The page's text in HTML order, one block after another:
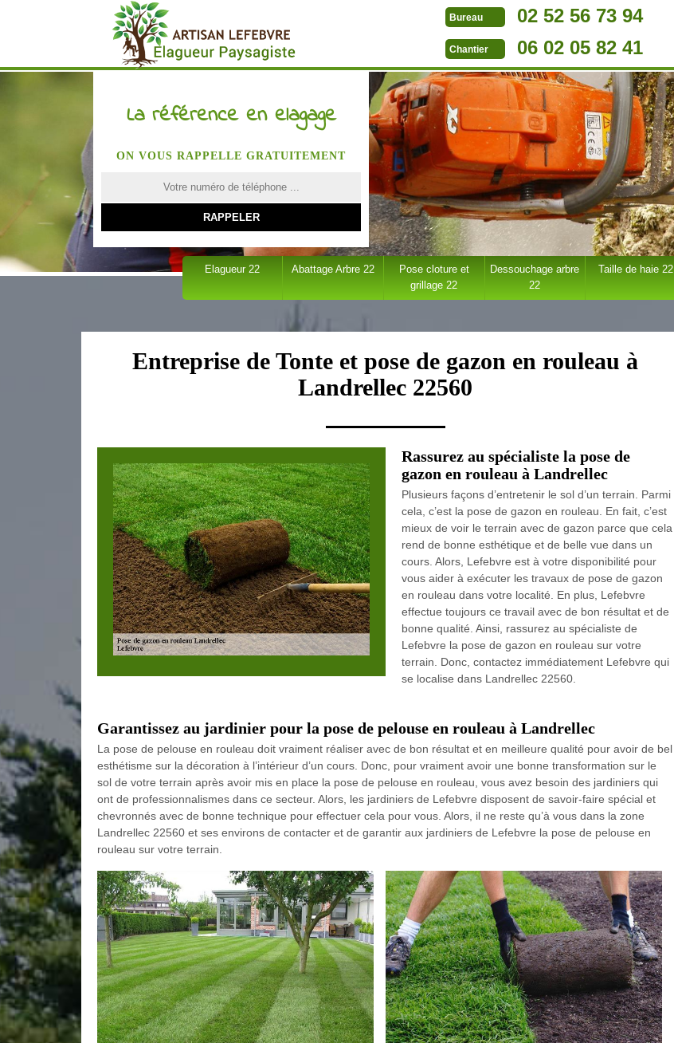
Bureau 02 52 56 73 94
Chantier 06 02 05 82 41
La référence en elagage
ON VOUS RAPPELLE GRATUITEMENT
Elagueur 22 Abattage Arbre 22
Pose cloture et
grillage 22
Dessouchage arbre
22
Taille de haie 22
Entreprise de Tonte et pose de gazon en rouleau à
Landrellec 22560
Rassurez au spécialiste la pose de
gazon en rouleau à Landrellec
Plusieurs façons d’entretenir le sol d’un terrain. Parmi
cela, c’est la pose de gazon en rouleau. En fait, c’est
mieux de voir le terrain avec de gazon parce que cela
rend de bonne esthétique et de belle vue dans un
cours. Alors, Lefebvre est à votre disponibilité pour
vous aider à exécuter les travaux de pose de gazon
en rouleau dans votre localité. En plus, Lefebvre
effectue toujours ce travail avec de bon résultat et de
bonne qualité. Ainsi, rassurez au spécialiste de
Lefebvre la pose de gazon en rouleau sur votre
terrain. Donc, contactez immédiatement Lefebvre qui
se localise dans Landrellec 22560.
Garantissez au jardinier pour la pose de pelouse en rouleau à Landrellec
La pose de pelouse en rouleau doit vraiment réaliser avec de bon résultat et en meilleure qualité pour avoir de bel
esthétisme sur la décoration à l’intérieur d’un cours. Donc, pour vraiment avoir une bonne transformation sur le
sol de votre terrain après avoir mis en place la pose de pelouse en rouleau, vous avez besoin des jardiniers qui
ont de professionnalismes dans ce secteur. Alors, les jardiniers de Lefebvre disposent de savoir-faire spécial et
chevronnés avec de bonne technique pour effectuer cela pour vous. Alors, il ne reste qu’à vous dans la zone
Landrellec 22560 et ses environs de contacter et de garantir aux jardiniers de Lefebvre la pose de pelouse en
rouleau sur votre terrain.